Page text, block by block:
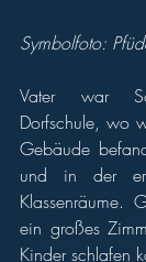
Symbolfoto:
Vater war
Dorfschule, wo
Gebäude
und in der
Klassenräume.
ein großes
Kinder schlafen